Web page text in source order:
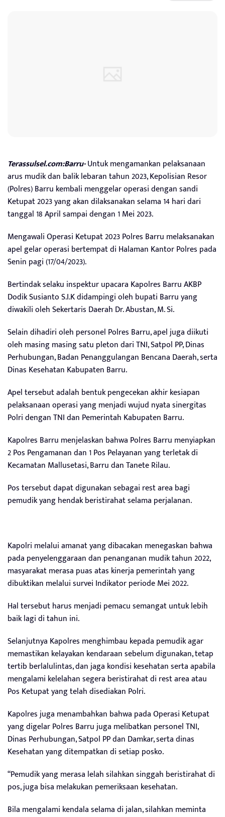
Terassulsel.com:Barru-Untuk mengamankan pelaksanaan
arus mudik dan balik lebaran tahun 2023, Kepolisian Resor
(Polres) Barru kembali menggelar operasi dengan sandi
Ketupat 2023 yang akan dilaksanakan selama 14 hari dari
tanggal 18 April sampai dengan 1 Mei 2023.
Mengawali Operasi Ketupat 2023 Polres Barru melaksanakan
apel gelar operasi bertempat di Halaman Kantor Polres pada
Senin pagi (17/04/2023).
Bertindak selaku inspektur upacara Kapolres Barru AKBP
Dodik Susianto S.I.K didampingi oleh bupati Barru yang
diwakili oleh Sekertaris Daerah Dr. Abustan, M. Si.
Selain dihadiri oleh personel Polres Barru, apel juga diikuti
oleh masing masing satu pleton dari TNI, Satpol PP, Dinas
Perhubungan, Badan Penanggulangan Bencana Daerah, serta
Dinas Kesehatan Kabupaten Barru.
Apel tersebut adalah bentuk pengecekan akhir kesiapan
pelaksanaan operasi yang menjadi wujud nyata sinergitas
Polri dengan TNI dan Pemerintah Kabupaten Barru.
Kapolres Barru menjelaskan bahwa Polres Barru menyiapkan
2 Pos Pengamanan dan 1 Pos Pelayanan yang terletak di
Kecamatan Mallusetasi, Barru dan Tanete Rilau.
Pos tersebut dapat digunakan sebagai rest area bagi
pemudik yang hendak beristirahat selama perjalanan.
Kapolri melalui amanat yang dibacakan menegaskan bahwa
pada penyelenggaraan dan penanganan mudik tahun 2022,
masyarakat merasa puas atas kinerja pemerintah yang
dibuktikan melalui survei Indikator periode Mei 2022.
Hal tersebut harus menjadi pemacu semangat untuk lebih
baik lagi di tahun ini.
Selanjutnya Kapolres menghimbau kepada pemudik agar
memastikan kelayakan kendaraan sebelum digunakan, tetap
tertib berlalulintas, dan jaga kondisi kesehatan serta apabila
mengalami kelelahan segera beristirahat di rest area atau
Pos Ketupat yang telah disediakan Polri.
Kapolres juga menambahkan bahwa pada Operasi Ketupat
yang digelar Polres Barru juga melibatkan personel TNI,
Dinas Perhubungan, Satpol PP dan Damkar, serta dinas
Kesehatan yang ditempatkan di setiap posko.
“Pemudik yang merasa lelah silahkan singgah beristirahat di
pos, juga bisa melakukan pemeriksaan kesehatan.
Bila mengalami kendala selama di jalan, silahkan meminta